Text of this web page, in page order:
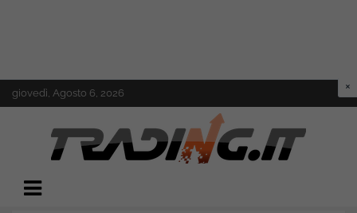
Skip
to
giovedì, Agosto 6, 2026
Trading.it